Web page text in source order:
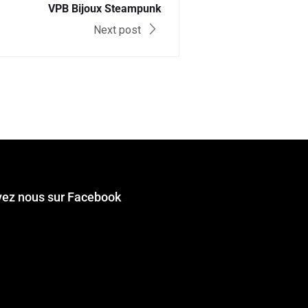
VPB Bijoux Steampunk
Next post
nous sur Facebook